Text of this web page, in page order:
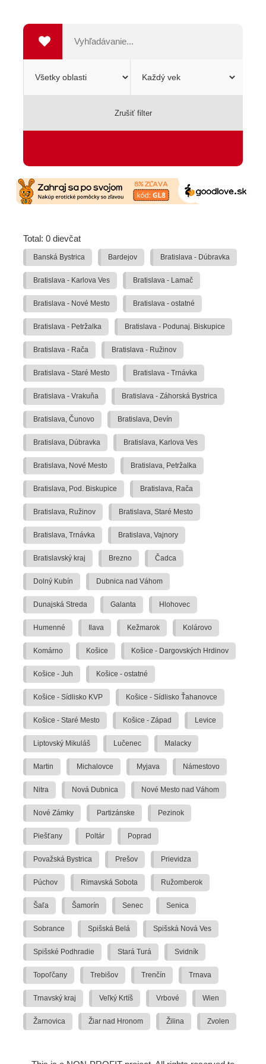
Zrušiť filter
Total: 0 dievčat
Banská Bystrica Bardejov Bratislava - Dúbravka
Bratislava - Karlova Ves Bratislava - Lamač
Bratislava - Nové Mesto Bratislava - ostatné
Bratislava - Petržalka Bratislava - Podunaj. Biskupice
Bratislava - Rača Bratislava - Ružinov
Bratislava - Staré Mesto Bratislava - Trnávka
Bratislava - Vrakuňa Bratislava - Záhorská Bystrica
Bratislava, Čunovo Bratislava, Devín
Bratislava, Dúbravka Bratislava, Karlova Ves
Bratislava, Nové Mesto Bratislava, Petržalka
Bratislava, Pod. Biskupice Bratislava, Rača
Bratislava, Ružinov Bratislava, Staré Mesto
Bratislava, Trnávka Bratislava, Vajnory
Bratislavský kraj Brezno Čadca
Dolný Kubín Dubnica nad Váhom
Dunajská Streda Galanta Hlohovec
Humenné Ilava Kežmarok Kolárovo
Komárno Košice Košice - Dargovských Hrdinov
Košice - Juh Košice - ostatné
Košice - Sídlisko KVP Košice - Sídlisko Ťahanovce
Košice - Staré Mesto Košice - Západ Levice
Liptovský Mikuláš Lučenec Malacky
Martin Michalovce Myjava Námestovo
Nitra Nová Dubnica Nové Mesto nad Váhom
Nové Zámky Partizánske Pezinok
Piešťany Poltár Poprad
Považská Bystrica Prešov Prievidza
Púchov Rimavská Sobota Ružomberok
Šaľa Šamorín Senec Senica
Sobrance Spišská Belá Spišská Nová Ves
Spišské Podhradie Stará Turá Svidník
Topoľčany Trebišov Trenčín Trnava
Trnavský kraj Veľký Krtíš Vrbové Wien
Žarnovica Žiar nad Hronom Žilina Zvolen